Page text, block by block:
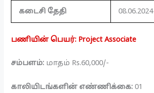
கடைசி தேதி 08.06.2024
பணியின் பெயர்: Project Associate
சம்பளம்: மாதம் Rs.60,000/-
காலியிடங்களின் எண்ணிக்கை: 01